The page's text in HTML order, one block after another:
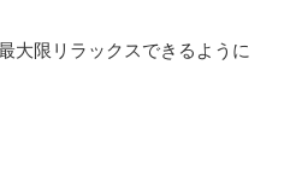
大限リラックスできるように